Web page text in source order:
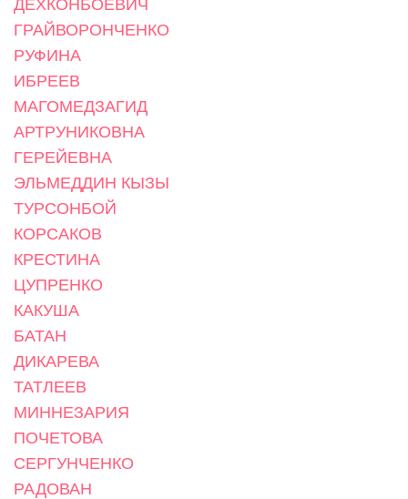
ГРАЙВОРОНЧЕНКО
РУФИНА
ИБРЕЕВ
МАГОМЕДЗАГИД
АРТРУНИКОВНА
ГЕРЕЙЕВНА
ЭЛЬМЕДДИН КЫЗЫ
ТУРСОНБОЙ
КОРСАКОВ
КРЕСТИНА
ЦУПРЕНКО
КАКУША
БАТАН
ДИКАРЕВА
ТАТЛЕЕВ
МИННЕЗАРИЯ
ПОЧЕТОВА
СЕРГУНЧЕНКО
РАДОВАН